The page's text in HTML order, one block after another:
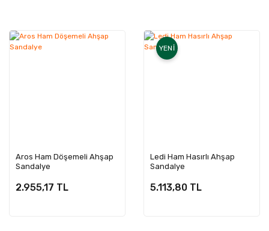
Aros Ham Döşemeli Ahşap
Sandalye
2.955,17 TL
YENI
Ledi Ham Hasırlı Ahşap
Sandalye
5.113,80 TL